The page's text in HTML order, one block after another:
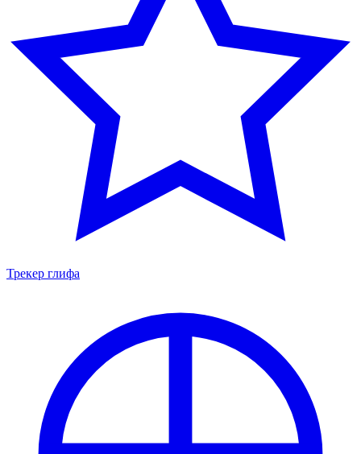
Трекер глифа